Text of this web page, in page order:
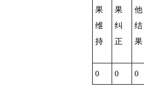
果
维
持
果
纠
正
他
结
果
0 0 0